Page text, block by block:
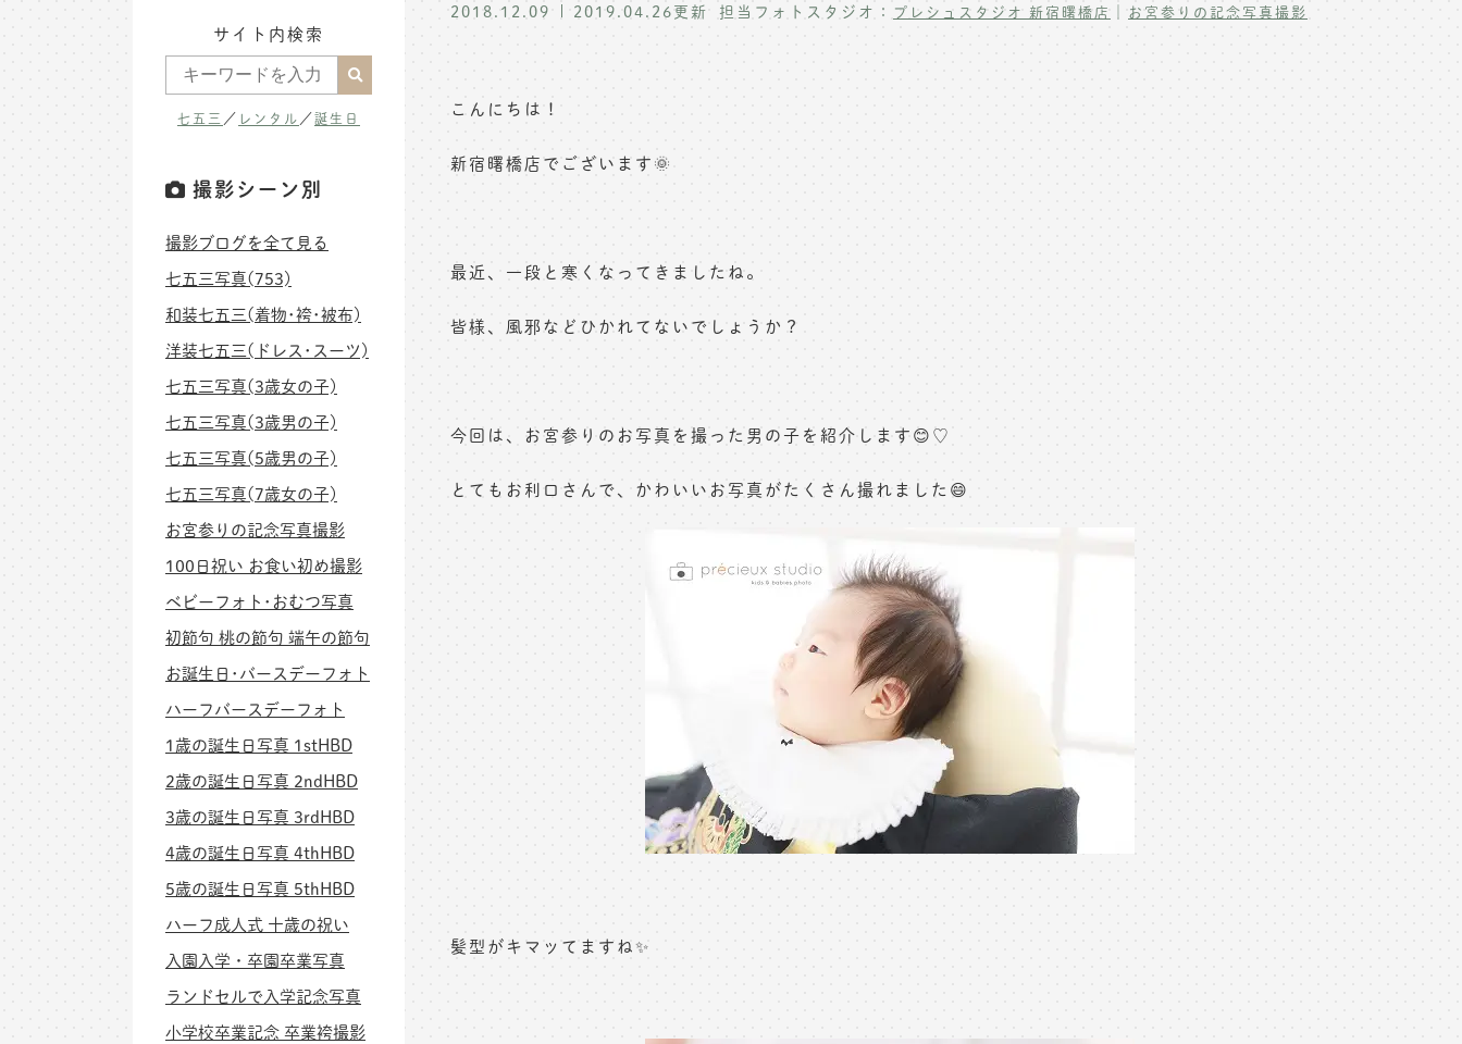
2018.12.09 2019.04.26更新 担当フォトスタジオ： プレシュスタジオ 新宿曙橋店 ｜ お宮参りの記念写真撮影
こんにちは！
新宿曙橋店でございます🌞
最近、一段と寒くなってきましたね。
皆様、風邪などひかれてないでしょうか？
今回は、お宮参りのお写真を撮った男の子を紹介します😊♡
とてもお利口さんで、かわいいお写真がたくさん撮れました😄
髪型がキマッてますね✨
サイト内検索
七五三 ／ レンタル ／誕生日
撮影シーン別
撮影ブログを全て見る
七五三写真(753)
和装七五三(着物･袴･被布)
洋装七五三(ドレス･スーツ)
七五三写真(3歳女の子)
七五三写真(3歳男の子)
七五三写真(5歳男の子)
七五三写真(7歳女の子)
お宮参りの記念写真撮影
100日祝い お食い初め撮影
ベビーフォト･おむつ写真
初節句 桃の節句 端午の節句
お誕生日･バースデーフォト
ハーフバースデーフォト
1歳の誕生日写真 1stHBD
2歳の誕生日写真 2ndHBD
3歳の誕生日写真 3rdHBD
4歳の誕生日写真 4thHBD
5歳の誕生日写真 5thHBD
ハーフ成人式 十歳の祝い
入園入学・卒園卒業写真
ランドセルで入学記念写真
小学校卒業記念 卒業袴撮影